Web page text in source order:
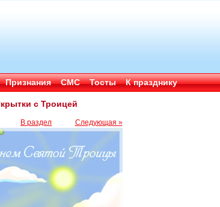
Признания СМС Тосты К празднику
с Троицей
В раздел Следующая »